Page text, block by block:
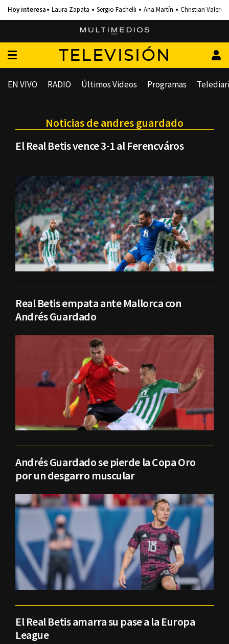
Laura Zapata Sergio Fachelli Ana Martín Christian Valero
TELEVISIÓN
EN VIVO RADIO Últimos Videos Programas
Noticias de andres guardado
El Real Betis vence 3-1 al Ferencváros
Real Betis empata ante Mallorca con
Andrés Guardado
Andrés Guardado se pierde la Copa Oro
por un desgarro muscular
El Real Betis amarra su pase a la Europa
League